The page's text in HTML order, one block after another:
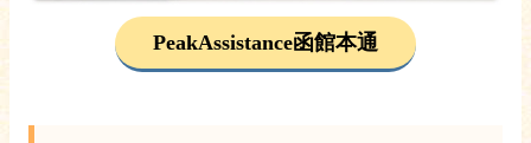
PeakAssistance函館本通